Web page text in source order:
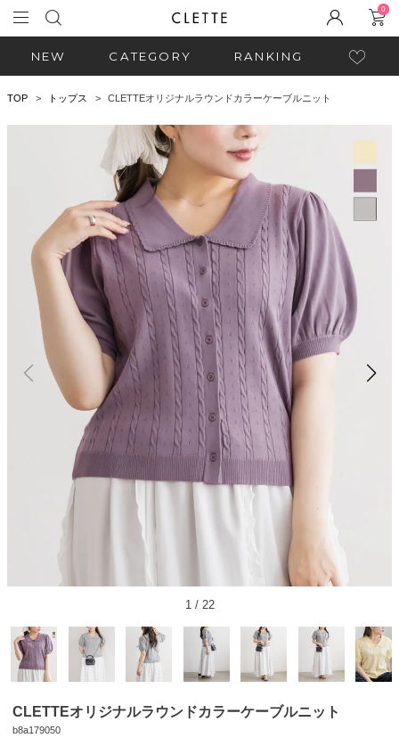
0
NEW CATEGORY RANKING
TOP トップス CLETTEオリジナルラウンドカラーケーブルニット
1/ 22
CLETTEオリジナルラウンドカラーケーブルニット
b8a179050